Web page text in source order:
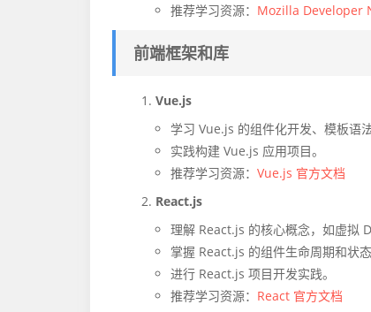
推荐学习资源： Mozilla Developer
前端框架和库
Vue.js
学习 Vue.js 的组件化开发、模板语
实践构建 Vue.js 应用项目。
推荐学习资源： Vue.js 官方文档
React.js
理解 React.js 的核心概念，如虚拟
掌握 React.js 的组件生命周期和状态
进行 React.js 项目开发实践。
推荐学习资源： React 官方文档